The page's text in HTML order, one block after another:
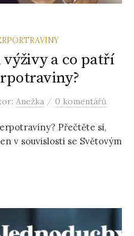
výživy a co patří
Anežka / 0 komentářů
Přečtěte si,
v souvislosti se Světovým